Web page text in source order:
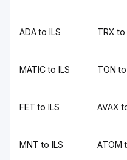
ADA to ILS TRX to
MATIC to ILS TON to
FET to ILS AVAX
MNT to ILS ATOM